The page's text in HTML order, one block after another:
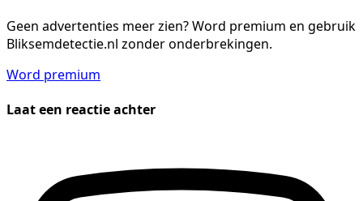
Geen advertenties meer zien?Word premium en gebruik
Bliksemdetectie.nl zonder onderbrekingen.
Word premium
Laat een reactie achter